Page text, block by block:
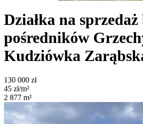
Działka na sprzedaż
pośredników
Kudziówka
130 000 zł
45 zł/m²
2 877 m²